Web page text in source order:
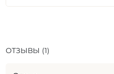
ОТЗЫВЫ (1)